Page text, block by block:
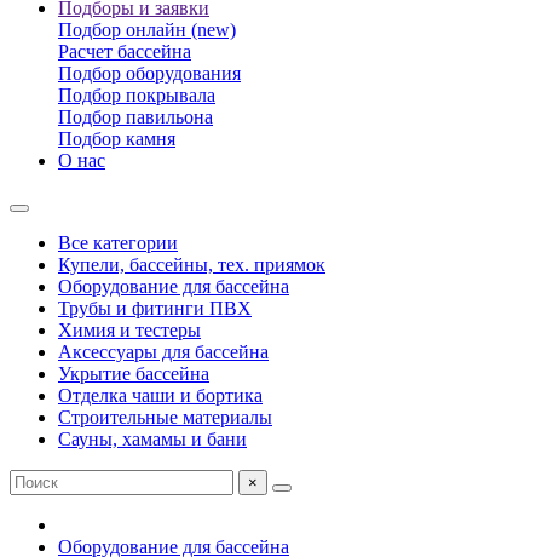
Подборы и заявки
Подбор онлайн (new)
Расчет бассейна
Подбор оборудования
Подбор покрывала
Подбор павильона
Подбор камня
О нас
Все категории
Купели, бассейны, тех. приямок
Оборудование для бассейна
Трубы и фитинги ПВХ
Химия и тестеры
Аксессуары для бассейна
Укрытие бассейна
Отделка чаши и бортика
Строительные материалы
Сауны, хамамы и бани
×
Оборудование для бассейна